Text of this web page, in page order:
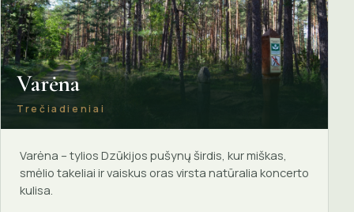
Varėna
Trečiadieniai
Varėna – tylios Dzūkijos pušynų širdis, kur miškas,
smėlio takeliai ir vaiskus oras virsta natūralia koncerto
kulisa.